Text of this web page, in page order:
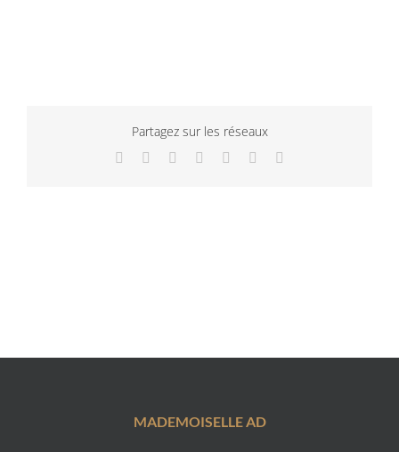
Partagez sur les réseaux
Facebook
TwitterLinkedInWhatsApp
TumblrPinterest
MADEMOISELLE AD